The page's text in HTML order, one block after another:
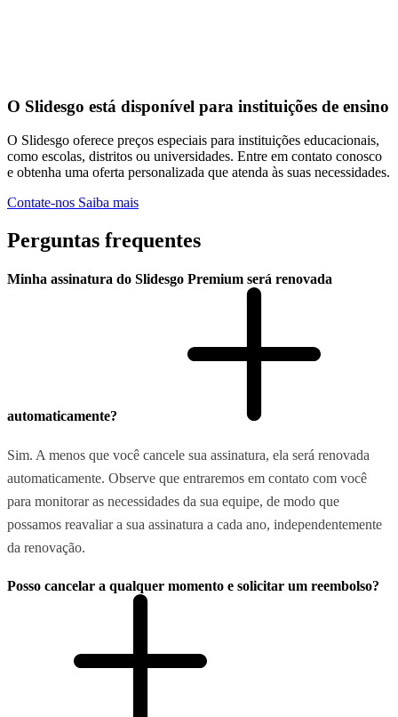
O Slidesgo está disponível para instituições de ensino
O Slidesgo oferece preços especiais para instituições educacionais,
como escolas, distritos ou universidades. Entre em contato conosco
e obtenha uma oferta personalizada que atenda às suas necessidades.
Contate-nos Saiba mais
Perguntas frequentes
Minha assinatura do Slidesgo Premium será renovada
automaticamente?
Sim. A menos que você cancele sua assinatura, ela será renovada
automaticamente. Observe que entraremos em contato com você
para monitorar as necessidades da sua equipe, de modo que
possamos reavaliar a sua assinatura a cada ano, independentemente
da renovação.
Posso cancelar a qualquer momento e solicitar um reembolso?